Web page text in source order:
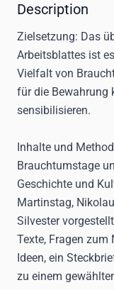
Description
Zielsetzung: Das
Arbeitsblattes ist
Vielfalt von
für die Bewahrung
sensibilisieren.
Inhalte und
Brauchtumstage
Geschichte und
Martinstag,
Silvester
Texte, Fragen
Ideen, ein
zu einem